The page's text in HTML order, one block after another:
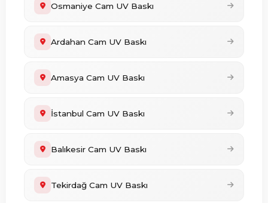
Osmaniye Cam UV Baskı
Ardahan Cam UV Baskı
Amasya Cam UV Baskı
İstanbul Cam UV Baskı
Balıkesir Cam UV Baskı
Tekirdağ Cam UV Baskı